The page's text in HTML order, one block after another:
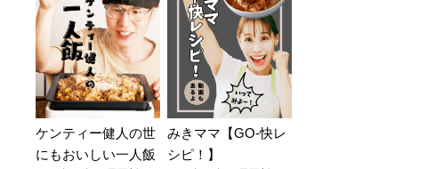
ケンティー健人の世
にもおいしい一人飯
みきママ【GO-快レ
シピ！】